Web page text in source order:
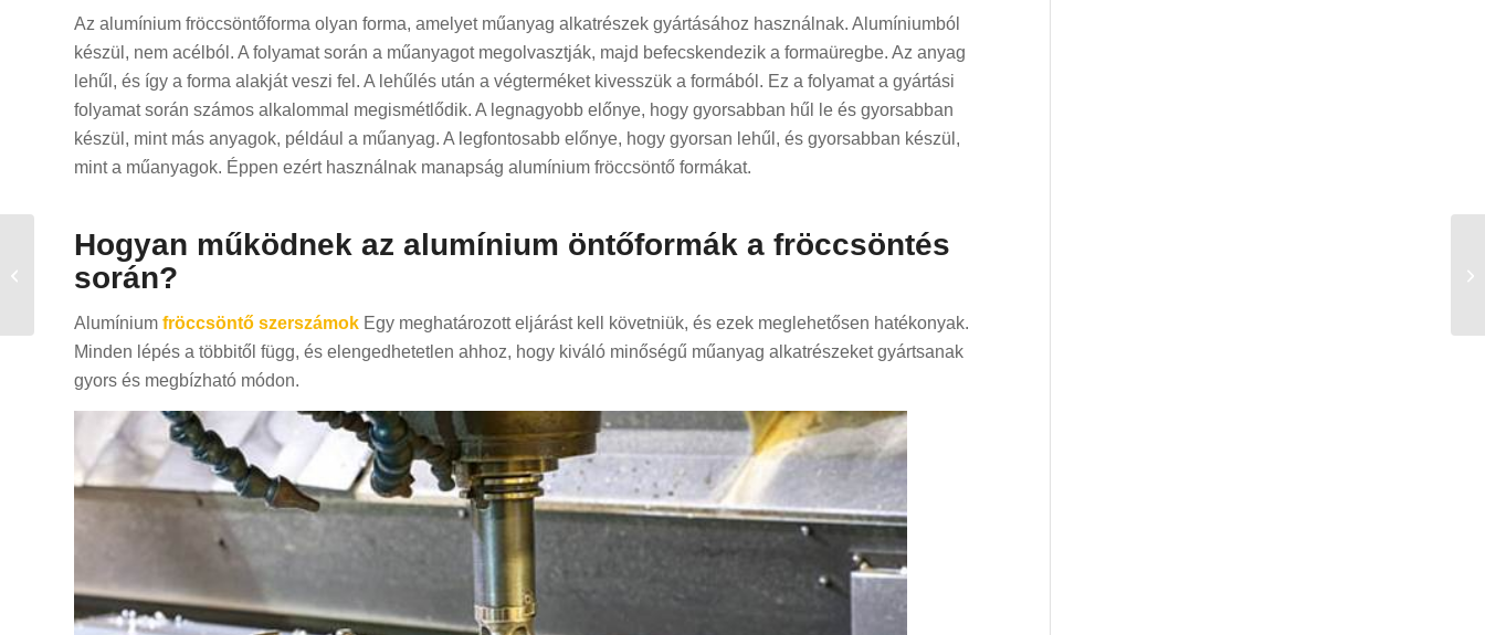
Az alumínium fröccsöntőforma olyan forma, amelyet műanyag alkatrészek gyártásához használnak. Alumíniumból
készül, nem acélból. A folyamat során a műanyagot megolvasztják, majd befecskendezik a formaüregbe. Az anyag
lehűl, és így a forma alakját veszi fel. A lehűlés után a végterméket kivesszük a formából. Ez a folyamat a gyártási
folyamat során számos alkalommal megismétlődik. A legnagyobb előnye, hogy gyorsabban hűl le és gyorsabban
készül, mint más anyagok, például a műanyag. A legfontosabb előnye, hogy gyorsan lehűl, és gyorsabban készül,
mint a műanyagok. Éppen ezért használnak manapság alumínium fröccsöntő formákat.
Hogyan működnek az alumínium öntőformák a fröccsöntés
során?
Alumínium fröccsöntő szerszámok Egy meghatározott eljárást kell követniük, és ezek meglehetősen hatékonyak.
Minden lépés a többitől függ, és elengedhetetlen ahhoz, hogy kiváló minőségű műanyag alkatrészeket gyártsanak
gyors és megbízható módon.
Short Run Plastic
Injection Molding:
Complete Informative
Guide for Modern ...